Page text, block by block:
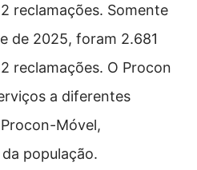
reclamações. Somente
de 2025, foram 2.681
reclamações. O Procon
a diferentes
Móvel,
população.